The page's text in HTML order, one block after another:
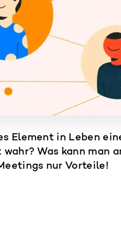
Element in Leben
Was kann man
nur Vorteile!